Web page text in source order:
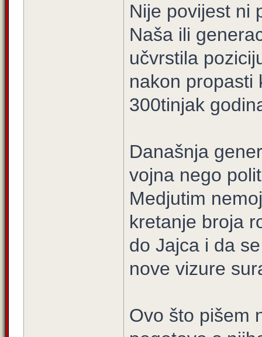
Nije povijest ni
Naša ili
učvrstila
nakon propasti
300tinjak
Današnja
vojna nego
Medjutim
kretanje broja
do Jajca i da
nove vizure
Ovo što pišem